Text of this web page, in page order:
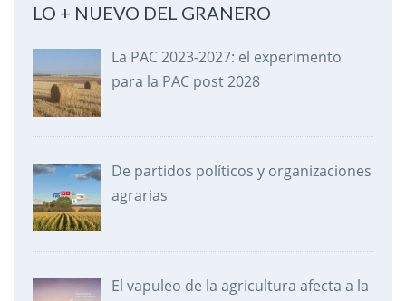
LO + NUEVO DEL GRANERO
La PAC 2023-2027: el experimento
para la PAC post 2028
De partidos políticos y organizaciones
agrarias
El vapuleo de la agricultura afecta a la